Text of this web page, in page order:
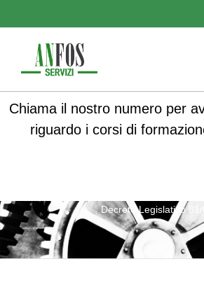
Chiama il nostro numero per
riguardo i corsi di
Decreto Legislativo 81/